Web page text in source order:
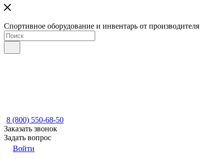
Спортивное оборудование и инвентарь от производителя
8 (800) 550-68-50
Заказать звонок
Задать вопрос
Войти